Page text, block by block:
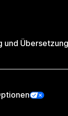
und Übersetzung